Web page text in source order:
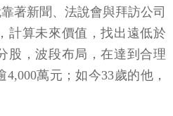
著新聞、法說會與拜訪公司
計算未來價值，找出遠低於
股，波段布局，在達到合理
萬元；如今33歲的他，